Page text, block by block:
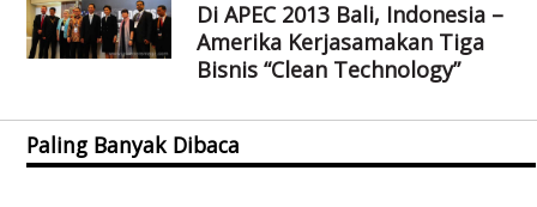
Di APEC 2013 Bali, Indonesia –
Amerika Kerjasamakan Tiga
Bisnis “Clean Technology”
Paling Banyak Dibaca